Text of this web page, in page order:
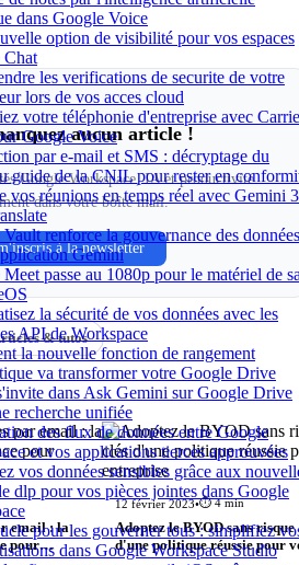
dans Google Voice
option de visibilité pour vos espaces
Chat
les verifications de securite de votre
lors de vos acces cloud
votre téléphonie d'entreprise avec
Google Voice
par e-mail et SMS : décryptage du
guide de la CNIL pour rester en
vos réunions en temps réel avec Gemini
renforce la gouvernance des données
Gemini
passe au 1080p pour le matériel de
la sécurité de vos données avec les
API de Workspace
la nouvelle fonction de rangement
va transformer votre Google Drive
dans Ask Gemini sur Google Drive
recherche unifiée
des flux de données entre Google
et vos applications tierces approuvées
vos données sensibles grâce aux
dlp pour vos pièces jointes dans Google
pour les gouverner tous : simplifiez
dans Google Workspace Studio
aucun article !
Google Workspace, IA et productivité
dans votre boîte mail.
à la newsletter
& tutos
email : la
pour
12 février 2023•⏱️ 4 min
Adoptez le BYOD sans risque
d'une politique réussie pour